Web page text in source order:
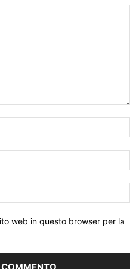
web in questo browser per la